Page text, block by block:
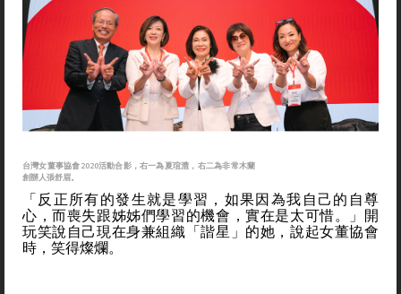
台灣女董事協會2020活動合影，右一為夏瑄澧，右二為非常木蘭
創辦人張舒眉。
「反正所有的發生就是學習，如果因為我自己的自尊
心，而喪失跟姊姊們學習的機會，實在是太可惜。」開
玩笑說自己現在身兼組織「諧星」的她，說起女董協會
時，笑得燦爛。